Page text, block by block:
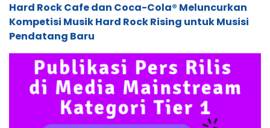
Hard Rock Cafe dan Coca-Cola® Meluncurkan
Kompetisi Musik Hard Rock Rising untuk Musisi
Pendatang Baru